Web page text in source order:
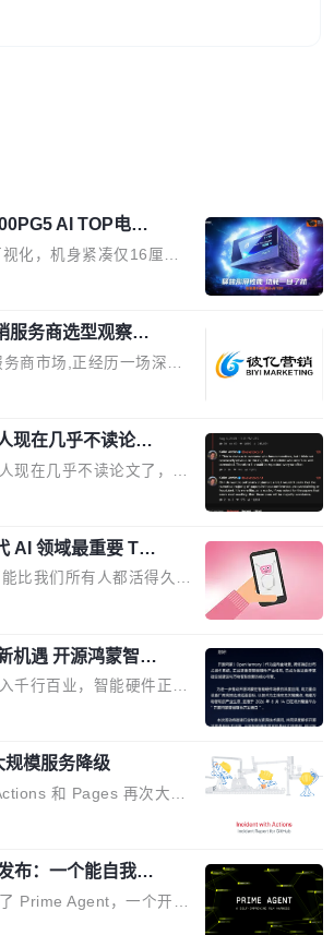
AI TOP电
本地AI算力打造旗
化，机身紧凑仅16厘米
亮相后，技嘉科技近日正
与本地AI算力平台打
，提供1600W额定功率
支持ATX 3.1与PCIe 5.1
分满足当下高阶PC主机
功率，紧凑机身 钛金雕1
悍输出功率，同时实现
机长度仅16厘米，属于同
凑的1600W电源产品。小
流标准A...
服务商选型观察：
产思维的范式转移
商市场,正经历一场深刻
品牌代理机构市场从2025
计2032年将突破120亿美
系相关服务市场更是从20
至2026年的8763亿美
清晰的事实——品牌对专
未如此迫切。 但市场扩容
辑正在改变。2026年Top
指出,“产品”这个离消费
牌营销层面的权重显著变
的竞争正在从规模转向深
、多线协同...
现在几乎不读论文
现在几乎不读论文了，而
NeurIPS 充斥着大量过
研究员 Keller Jorda
讨论。他不是在说风凉
内人尽皆知但很少公开捅
后补充了一句软化声明：
大部分论文都在过度宣传
读者，如果你筛选出那些
文，那它们大部分都是过
正的痛点。不是所有论文
球的那批论文最有问题。
Shen，一位 ICLR 2
...
AI 领域最重要 Top
比我们所有人都活得久。
术博客，而是出自 Hieu
Pham 是谁？他是 xAI
Grok 训练基础设施团队
发了一条帖子，列出了他
的三个开源项目。 第一
需要解释，但 FA2 是他
杂度恰到好处，刚好能
还没被那些"邪恶的" Hopp
容易修改和适配。 更关
...
机遇 开源鸿蒙智能
即将举行
千行百业，智能硬件正从
网联化、协同化发展。作
和分布式能力，为不同类
接与互联提供关键支撑，
品创新与商业增长打开新
源鸿蒙智能硬件开发者日
Hardware Develope
活动面向智能硬件产业
行业专家与资深技术顾
模服务降级
和 Pages 再次大规
完全不可用超过 5 小时，
管 runner 也因调度层故
Copilot code review、C
部受影响。从检测到完全
这是 2026 年 8 月的第六
布：一个能自我改
AGI 3 超越人类
Prime Agent，一个开源
，核心设计围绕两个抽